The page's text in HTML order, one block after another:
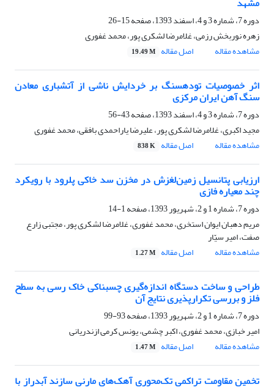
دوره 7، شماره 3 و 4، اسفند 1393، صفحه
15-26
زهره نوربخش رزمی، غلامرضا لشکری پور، محمد غفوری
مشاهده مقاله
اصل مقاله 19.49 M
اثر خصوصیات توده‎سنگ بر خردایش ناشی از آتشباری معادن
سنگ آهن ایران مرکزی
دوره 7، شماره 3 و 4، اسفند 1393، صفحه
43-56
مجید اکبری، غلامرضا لشکری پور، علیرضا یاراحمدی بافقی، محمد غفوری
مشاهده مقاله
اصل مقاله 838 K
ارزیابی پتانسیل زمین‌لغزش در مخزن سد خاکی پلرود با رویکرد
چند معیاره فازی
دوره 7، شماره 1 و 2، شهریور 1393، صفحه
1-14
مریم دهبان ایوان استخری، محمد غفوری، غلامرضا لشکری پور، مجتبی زارع
صفت، امیر سیّار
مشاهده مقاله
اصل مقاله 1.27 M
طراحی و ساخت دستگاه اندازه‌گیری چسبناکی خاک رسی به سطح
فلز و بررسی تکرارپذیری نتایج آن
دوره 7، شماره 1 و 2، شهریور 1393، صفحه
93-99
امیر خبازی، محمد غفوری، اکبر چشمی، یونس کرمی ازندریانی
مشاهده مقاله
اصل مقاله 1.47 M
تخمین مقاومت تراکمی تک‌محوری آهک‌های مارنی سازند آبدراز با